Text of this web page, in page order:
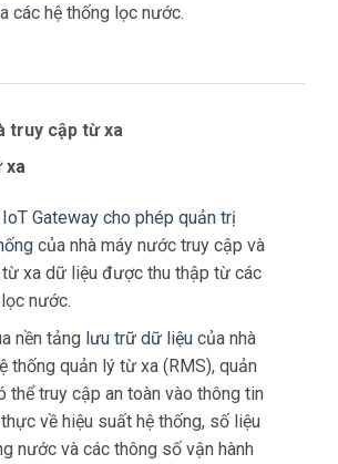
các hệ thống lọc nước.
truy cập từ xa
xa
IoT Gateway cho phép quản trị
của nhà máy nước truy cập và
xa dữ liệu được thu thập từ các
nước.
nền tảng lưu trữ dữ liệucủa nhà
thống quản lý từ xa (RMS), quản
thể truy cập an toàn vào thông tin
về hiệu suất hệ thống, số liệu
nước và các thông số vận hành